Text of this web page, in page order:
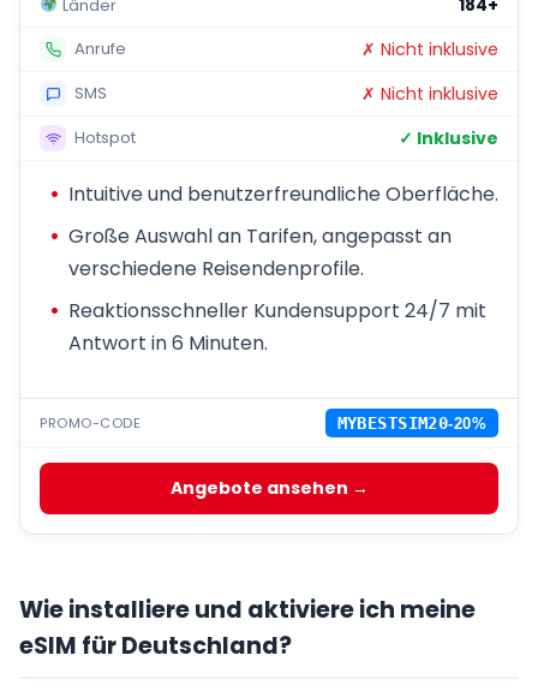
Länder 184+
Anrufe ✗ Nicht inklusive
SMS ✗ Nicht inklusive
Hotspot ✓ Inklusive
Intuitive und benutzerfreundliche Oberfläche.
Große Auswahl an Tarifen, angepasst an
verschiedene Reisendenprofile.
Reaktionsschneller Kundensupport 24/7 mit
Antwort in 6 Minuten.
PROMO-CODE MYBESTSIM20-20%
Angebote ansehen →
Wie installiere und aktiviere ich meine
eSIM für Deutschland?